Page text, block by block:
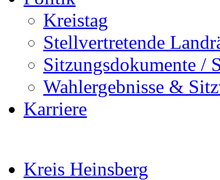
Kreistag
Stellvertretende
Sitzungsdokumente /
Wahlergebnisse &
Karriere
Kreis Heinsberg